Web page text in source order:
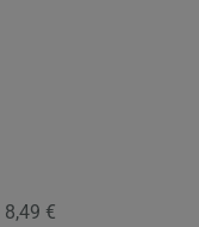
8,49 €